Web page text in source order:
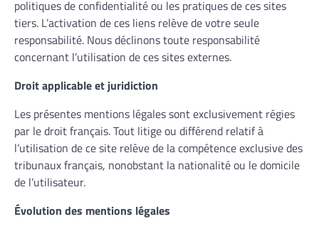
politiques de confidentialité ou les pratiques de ces sites
tiers. L’activation de ces liens relève de votre seule
responsabilité. Nous déclinons toute responsabilité
concernant l’utilisation de ces sites externes.
Droit applicable et juridiction
Les présentes mentions légales sont exclusivement régies
par le droit français. Tout litige ou différend relatif à
l’utilisation de ce site relève de la compétence exclusive des
tribunaux français, nonobstant la nationalité ou le domicile
de l’utilisateur.
Évolution des mentions légales